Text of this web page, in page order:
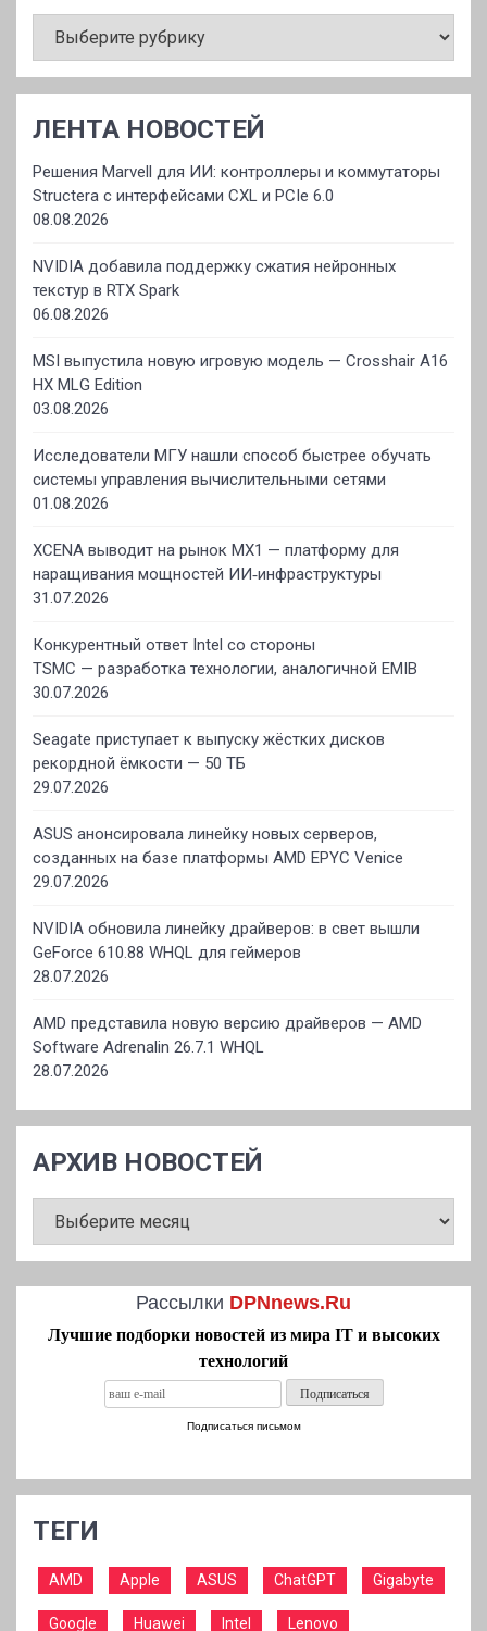
ЛЕНТА НОВОСТЕЙ
Решения Marvell для ИИ: контроллеры и коммутаторы
Structera с интерфейсами CXL и PCIe 6.0
08.08.2026
NVIDIA добавила поддержку сжатия нейронных
текстур в RTX Spark
06.08.2026
MSI выпустила новую игровую модель — Crosshair A16
HX MLG Edition
03.08.2026
Исследователи МГУ нашли способ быстрее обучать
системы управления вычислительными сетями
01.08.2026
XCENA выводит на рынок MX1 — платформу для
наращивания мощностей ИИ‑инфраструктуры
31.07.2026
Конкурентный ответ Intel со стороны
TSMC — разработка технологии, аналогичной EMIB
30.07.2026
Seagate приступает к выпуску жёстких дисков
рекордной ёмкости — 50 ТБ
29.07.2026
ASUS анонсировала линейку новых серверов,
созданных на базе платформы AMD EPYC Venice
29.07.2026
NVIDIA обновила линейку драйверов: в свет вышли
GeForce 610.88 WHQL для геймеров
28.07.2026
AMD представила новую версию драйверов — AMD
Software Adrenalin 26.7.1 WHQL
28.07.2026
АРХИВ НОВОСТЕЙ
НОВОСТЕЙ
Рассылки DPNnews.Ru
Лучшие подборки новостей из мира IT и высоких
технологий
Подписаться письмом
ТЕГИ
AMD Apple ASUS ChatGPT Gigabyte
Google Huawei Intel Lenovo